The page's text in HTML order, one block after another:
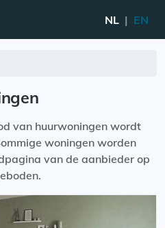
NL | EN
van huurwoningen wordt
woningen worden
van de aanbieder op